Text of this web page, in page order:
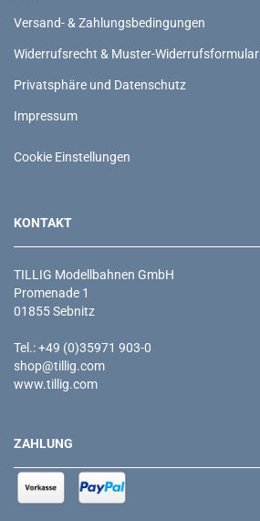
Versand- & Zahlungsbedingungen
Widerrufsrecht & Muster-Widerrufsformular
Privatsphäre und Datenschutz
Impressum
Cookie Einstellungen
KONTAKT
TILLIG Modellbahnen GmbH
Promenade 1
01855 Sebnitz
Tel.: +49 (0)35971 903-0
shop@tillig.com
www.tillig.com
ZAHLUNG